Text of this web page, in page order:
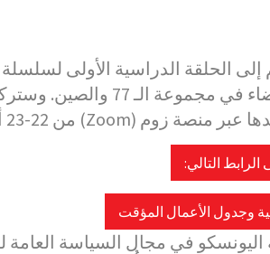
الحلقة الدراسية الأولى
المدارس في الدول
عبر منصة زوم (Zoom) من 22-23 أبريل/نيسان 2024.
التالي:
وجدول الأعمال المؤقت
اليونسكو في مجال السياسة العامة